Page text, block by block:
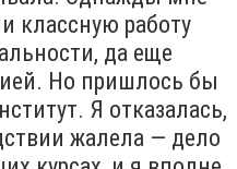
классную работу
да еще
Но пришлось бы
Я отказалась,
жалела — дело